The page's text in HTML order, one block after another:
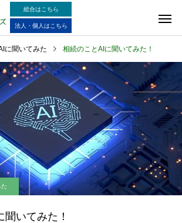
総合はこちら
法人・個人はこちら
に聞いてみた 相続のことAIに聞いてみた！
いてみた！